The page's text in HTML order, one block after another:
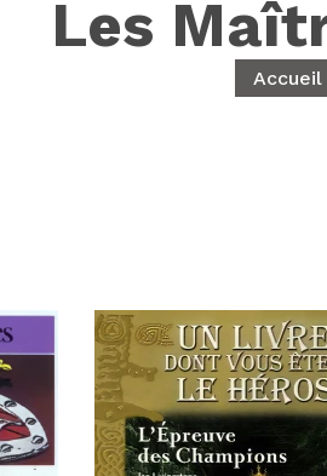
Les
Accueil